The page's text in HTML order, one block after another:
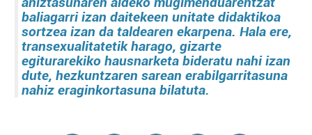
baliagarri izan daitekeen unitate didaktikoa
sortzea izan da taldearen ekarpena. Hala ere,
transexualitatetik harago, gizarte
egiturarekiko hausnarketa bideratu nahi izan
dute, hezkuntzaren sarean erabilgarritasuna
nahiz eraginkortasuna bilatuta.